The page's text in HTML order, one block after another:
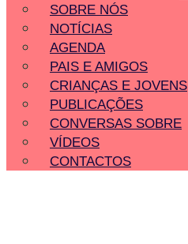
SOBRE NÓS
NOTÍCIAS
AGENDA
PAIS E AMIGOS
CRIANÇAS E JOVENS
PUBLICAÇÕES
CONVERSAS SOBRE
VÍDEOS
CONTACTOS